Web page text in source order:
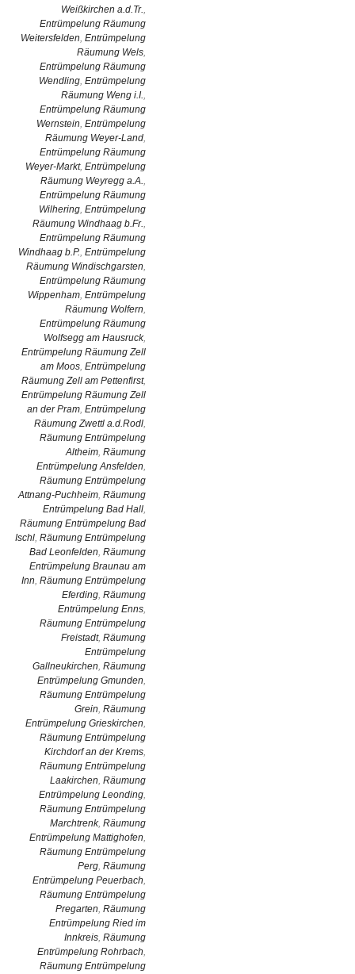
Weißkirchen a.d.Tr.,
Entrümpelung Räumung
Weitersfelden, Entrümpelung
Räumung Wels,
Entrümpelung Räumung
Wendling, Entrümpelung
Räumung Weng i.I.,
Entrümpelung Räumung
Wernstein, Entrümpelung
Räumung Weyer-Land,
Entrümpelung Räumung
Weyer-Markt, Entrümpelung
Räumung Weyregg a.A.,
Entrümpelung Räumung
Wilhering, Entrümpelung
Räumung Windhaag b.Fr.,
Entrümpelung Räumung
Windhaag b.P., Entrümpelung
Räumung Windischgarsten,
Entrümpelung Räumung
Wippenham, Entrümpelung
Räumung Wolfern,
Entrümpelung Räumung
Wolfsegg am Hausruck,
Entrümpelung Räumung Zell
am Moos, Entrümpelung
Räumung Zell am Pettenfirst,
Entrümpelung Räumung Zell
an der Pram, Entrümpelung
Räumung Zwettl a.d.Rodl,
Räumung Entrümpelung
Altheim, Räumung
Entrümpelung Ansfelden,
Räumung Entrümpelung
Attnang-Puchheim, Räumung
Entrümpelung Bad Hall,
Räumung Entrümpelung Bad
Ischl, Räumung Entrümpelung
Bad Leonfelden, Räumung
Entrümpelung Braunau am
Inn, Räumung Entrümpelung
Eferding, Räumung
Entrümpelung Enns,
Räumung Entrümpelung
Freistadt, Räumung
Entrümpelung
Gallneukirchen, Räumung
Entrümpelung Gmunden,
Räumung Entrümpelung
Grein, Räumung
Entrümpelung Grieskirchen,
Räumung Entrümpelung
Kirchdorf an der Krems,
Räumung Entrümpelung
Laakirchen, Räumung
Entrümpelung Leonding,
Räumung Entrümpelung
Marchtrenk, Räumung
Entrümpelung Mattighofen,
Räumung Entrümpelung
Perg, Räumung
Entrümpelung Peuerbach,
Räumung Entrümpelung
Pregarten, Räumung
Entrümpelung Ried im
Innkreis, Räumung
Entrümpelung Rohrbach,
Räumung Entrümpelung